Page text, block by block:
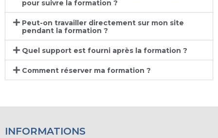
pour suivre la formation ?
Peut-on travailler directement sur mon site
pendant la formation ?
Quel support est fourni après la formation ?
Comment réserver ma formation ?
INFORMATIONS